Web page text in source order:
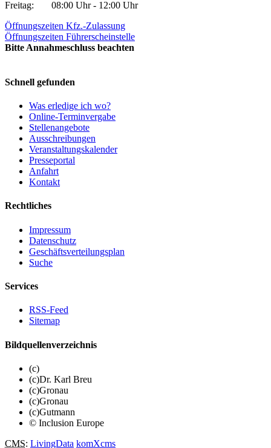
Freitag:
08:00 Uhr - 12:00 Uhr
Öffnungszeiten Kfz.-Zulassung
Öffnungszeiten Führerscheinstelle
Bitte Annahmeschluss beachten
Schnell gefunden
Was erledige ich wo?
Online-Terminvergabe
Stellenangebote
Ausschreibungen
Veranstaltungskalender
Presseportal
Anfahrt
Kontakt
Rechtliches
Impressum
Datenschutz
Geschäftsverteilungsplan
Suche
Services
RSS-Feed
Sitemap
Bildquellenverzeichnis
(c)
(c)Dr. Karl Breu
(c)Gronau
(c)Gronau
(c)Gutmann
© Inclusion Europe
CMS: LivingData komXcms